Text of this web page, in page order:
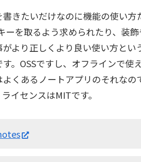
きたいだけなのに機能の使い
ーを取るよう求められたり、装
より正しくより良い使い方と
。OSSですし、オフラインで使
くあるノートアプリのそれな
イセンスはMITです。